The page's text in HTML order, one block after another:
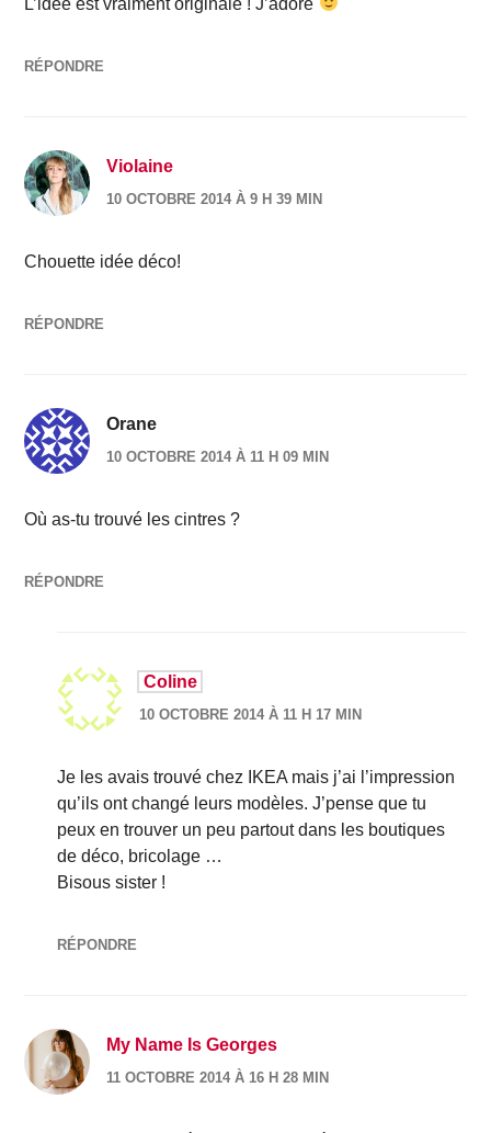
RÉPONDRE
Violaine
10 OCTOBRE 2014 À 9 H 39 MIN
Chouette idée déco!
RÉPONDRE
Orane
10 OCTOBRE 2014 À 11 H 09 MIN
Où as-tu trouvé les cintres ?
RÉPONDRE
Coline
10 OCTOBRE 2014 À 11 H 17 MIN
Je les avais trouvé chez IKEA mais j’ai l’impression
qu’ils ont changé leurs modèles. J’pense que tu
peux en trouver un peu partout dans les boutiques
de déco, bricolage …
Bisous sister !
RÉPONDRE
My Name Is Georges
11 OCTOBRE 2014 À 16 H 28 MIN